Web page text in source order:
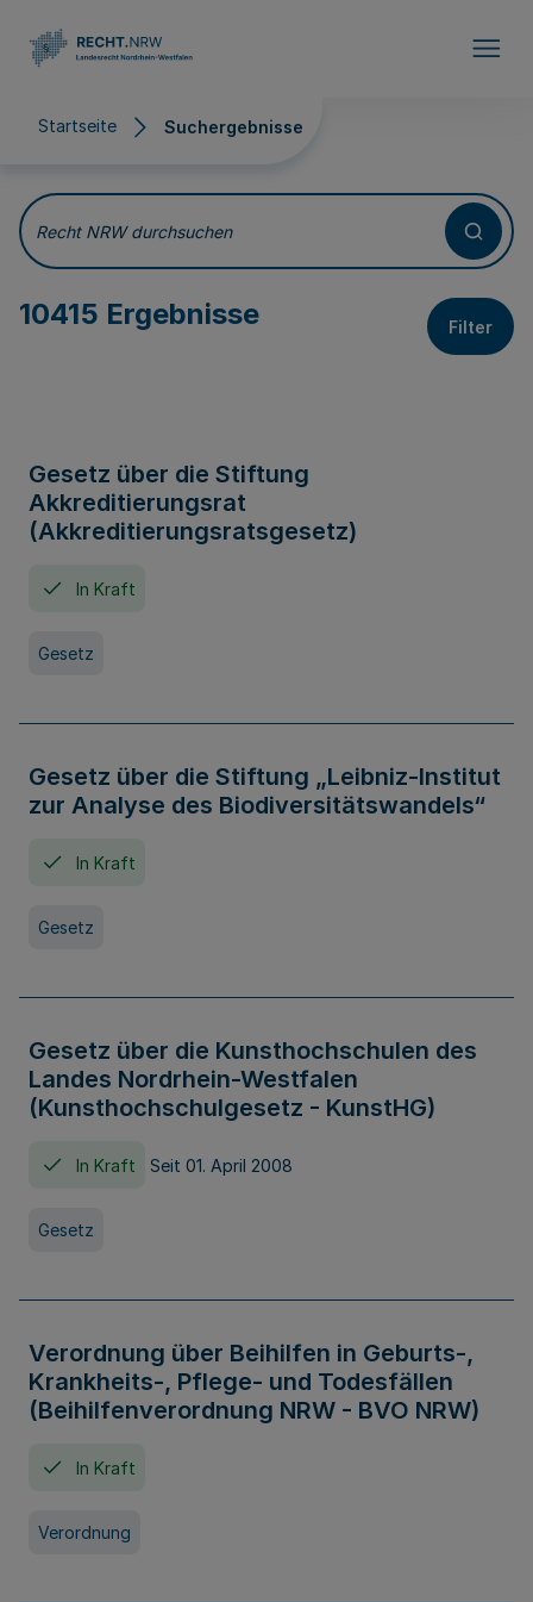
Startseite Suchergebnisse
Suchergebnisse
Recht NRW durchsuchen
10415 Ergebnisse Filter
Gesetz über die Stiftung
Akkreditierungsrat
(Akkreditierungsratsgesetz)
In Kraft
Gesetz
Gesetz über die Stiftung „Leibniz-Institut
zur Analyse des Biodiversitätswandels“
In Kraft
Gesetz
Gesetz über die Kunsthochschulen des
Landes Nordrhein-Westfalen
(Kunsthochschulgesetz - KunstHG)
In Kraft Seit 01. April 2008
Gesetz
Verordnung über Beihilfen in Geburts-,
Krankheits-, Pflege- und Todesfällen
(Beihilfenverordnung NRW - BVO NRW)
In Kraft
Verordnung